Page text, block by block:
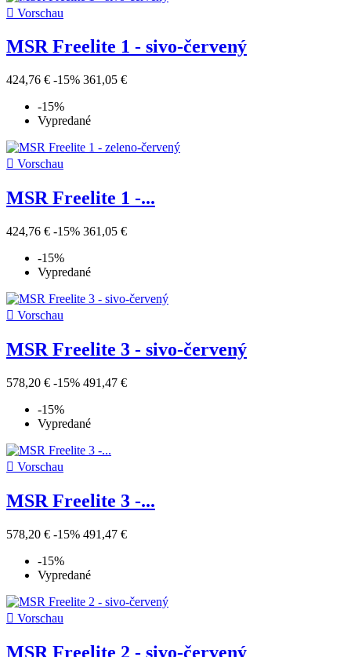
 Vorschau
MSR Freelite 1 - sivo-červený
424,76 € -15% 361,05 €
-15%
Vypredané
 Vorschau
MSR Freelite 1 -...
424,76 € -15% 361,05 €
-15%
Vypredané
 Vorschau
MSR Freelite 3 - sivo-červený
578,20 € -15% 491,47 €
-15%
Vypredané
 Vorschau
MSR Freelite 3 -...
578,20 € -15% 491,47 €
-15%
Vypredané
 Vorschau
MSR Freelite 2 - sivo-červený